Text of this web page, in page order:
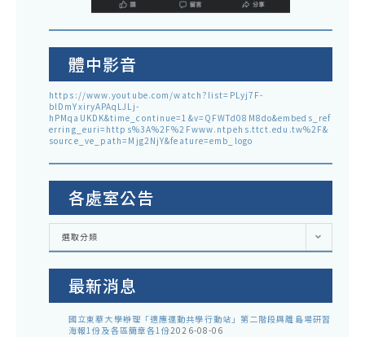
體中影音
https://www.youtube.com/watch?list=PLyj7F-
blDmYxiryAPAqLJLj-
hPMqaUKDK&time_continue=1&v=QFWTd08M8do&embeds_ref
erring_euri=https%3A%2F%2Fwww.ntpehs.ttct.edu.tw%2F&
source_ve_path=Mjg2NjY&feature=emb_logo
各處室公告
各
室
選取分類
最新消息
國立東華大學辦理「適應運動共學行動站」第二階段與離島場研習
海報1份及各區簡章各1份2026-08-06